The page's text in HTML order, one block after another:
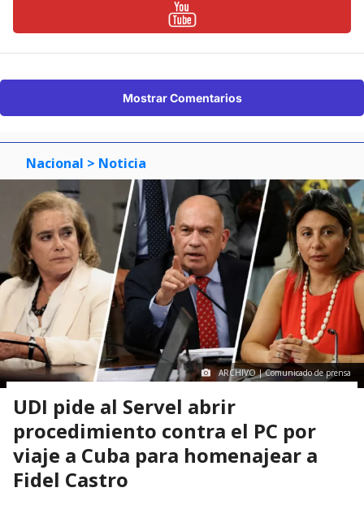
Mostrar Comentarios
Nacional > Noticia
ARCHIVO | Comunicado de prensa
UDI pide al Servel abrir
procedimiento contra el PC por
viaje a Cuba para homenajear a
Fidel Castro